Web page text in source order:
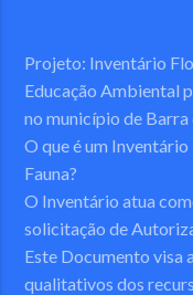
Projeto: Inventário
Educação Ambiental
no município de
O que é um
Fauna?
O Inventário atua
solicitação de
Este Documento visa
qualitativos dos